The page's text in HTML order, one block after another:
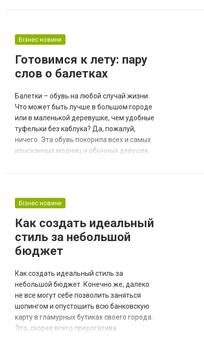
рубашки, их должно быть несколько
спортивных. Это не только базовый набор,
но еще и минимальный, будет лучш...
Бізнес новини
Готовимся к лету: пару
слов о балетках
Балетки – обувь на любой случай жизни.
Что может быть лучше в большом городе
или в маленькой деревушке, чем удобные
туфельки без каблука? Да, пожалуй,
ничего. Эта обувь покорила всех и самых
изысканных модниц и обычных девушек.
этой красивой и удобной обуви берет свое
Бізнес новини
Как создать идеальный
стиль за небольшой
бюджет
Как создать идеальный стиль за
небольшой бюджет. Конечно же, далеко
не все могут себе позволить заняться
шопингом и опустошить всю банковскую
карту в гламурных бутиках своего города.
Это, скорее всего прерогатива